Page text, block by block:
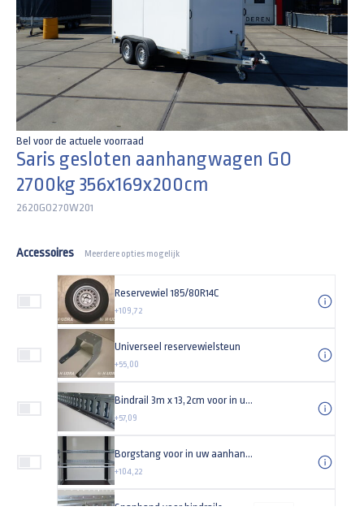
Bel voor de actuele voorraad
Saris gesloten aanhangwagen GO
2700kg 356x169x200cm
2620GO270W201
Accessoires Meerdere opties mogelijk
Reservewiel 185/80R14C
+109,72
Universeel reservewielsteun
+55,00
Bindrail 3m x 13,2cm voor in uw aanhangwagen
+57,09
Borgstang voor in uw aanhangwagen
+104,22
Spanband voor bindrails